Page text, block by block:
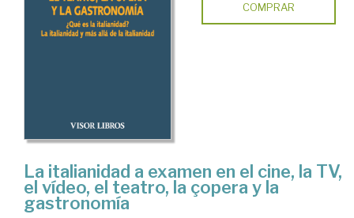
COMPRAR
La italianidad a examen en el cine, la TV,
el vídeo, el teatro, la çopera y la
gastronomía